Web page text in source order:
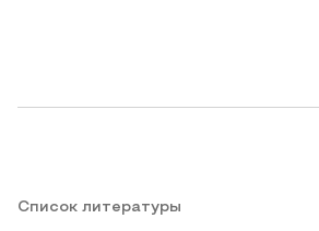
Список литературы